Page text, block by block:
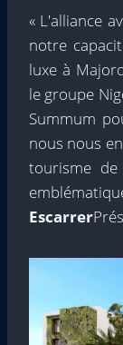
« L'alliance
notre
luxe à
le groupe
Summum
nous nous
tourisme
Escarrer